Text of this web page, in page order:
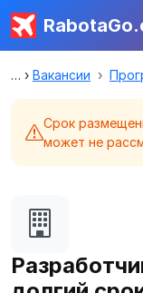
Вакансии
Срок
может не